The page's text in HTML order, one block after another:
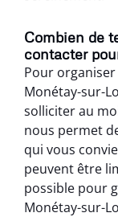
Combien de
contacter
Pour organiser
Monétay-sur-
solliciter au
nous permet
qui vous
peuvent être
possible pour
Monétay-sur-